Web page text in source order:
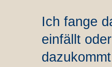
Ich fange
einfällt